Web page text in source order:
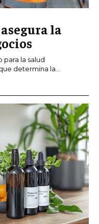
la
para la salud
determina la...